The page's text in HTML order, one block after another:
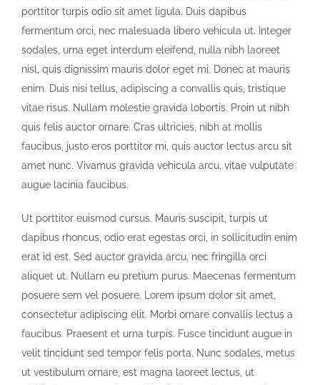
porttitor turpis odio sit amet ligula. Duis dapibus
fermentum orci, nec malesuada libero vehicula ut. Integer
sodales, urna eget interdum eleifend, nulla nibh laoreet
nisl, quis dignissim mauris dolor eget mi. Donec at mauris
enim. Duis nisi tellus, adipiscing a convallis quis, tristique
vitae risus. Nullam molestie gravida lobortis. Proin ut nibh
quis felis auctor ornare. Cras ultricies, nibh at mollis
faucibus, justo eros porttitor mi, quis auctor lectus arcu sit
amet nunc. Vivamus gravida vehicula arcu, vitae vulputate
augue lacinia faucibus.
Ut porttitor euismod cursus. Mauris suscipit, turpis ut
dapibus rhoncus, odio erat egestas orci, in sollicitudin enim
erat id est. Sed auctor gravida arcu, nec fringilla orci
aliquet ut. Nullam eu pretium purus. Maecenas fermentum
posuere sem vel posuere. Lorem ipsum dolor sit amet,
consectetur adipiscing elit. Morbi ornare convallis lectus a
faucibus. Praesent et urna turpis. Fusce tincidunt augue in
velit tincidunt sed tempor felis porta. Nunc sodales, metus
ut vestibulum ornare, est magna laoreet lectus, ut